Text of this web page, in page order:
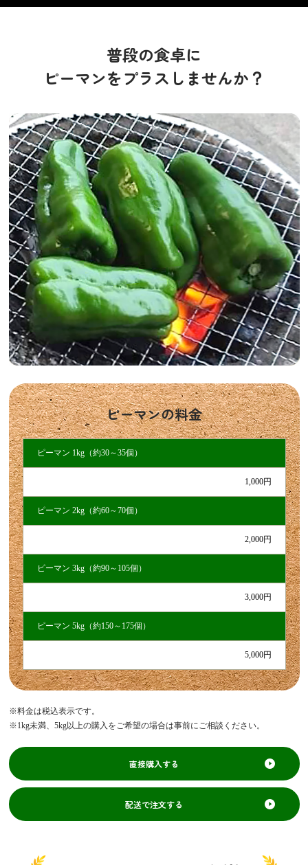
普段の食卓に
ピーマンをプラスしませんか？
ピーマンの料金
ピーマン 1kg（約30～35個）
1,000円
ピーマン 2kg（約60～70個）
2,000円
ピーマン 3kg（約90～105個）
3,000円
ピーマン 5kg（約150～175個）
5,000円
※料金は税込表示です。
※1kg未満、5kg以上の購入をご希望の場合は事前にご相談ください。
直接購入する
配送で注文する